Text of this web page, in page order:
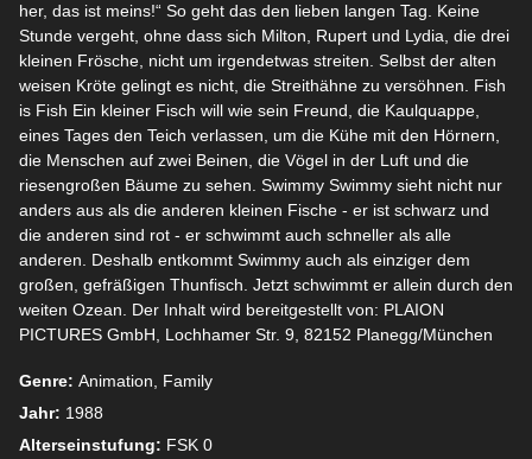
her, das ist meins!“ So geht das den lieben langen Tag. Keine
Stunde vergeht, ohne dass sich Milton, Rupert und Lydia, die drei
kleinen Frösche, nicht um irgendetwas streiten. Selbst der alten
weisen Kröte gelingt es nicht, die Streithähne zu versöhnen. Fish
is Fish Ein kleiner Fisch will wie sein Freund, die Kaulquappe,
eines Tages den Teich verlassen, um die Kühe mit den Hörnern,
die Menschen auf zwei Beinen, die Vögel in der Luft und die
riesengroßen Bäume zu sehen. Swimmy Swimmy sieht nicht nur
anders aus als die anderen kleinen Fische - er ist schwarz und
die anderen sind rot - er schwimmt auch schneller als alle
anderen. Deshalb entkommt Swimmy auch als einziger dem
großen, gefräßigen Thunfisch. Jetzt schwimmt er allein durch den
weiten Ozean. Der Inhalt wird bereitgestellt von: PLAION
PICTURES GmbH, Lochhamer Str. 9, 82152 Planegg/München
Genre: Animation, Family
Jahr: 1988
Alterseinstufung: FSK 0